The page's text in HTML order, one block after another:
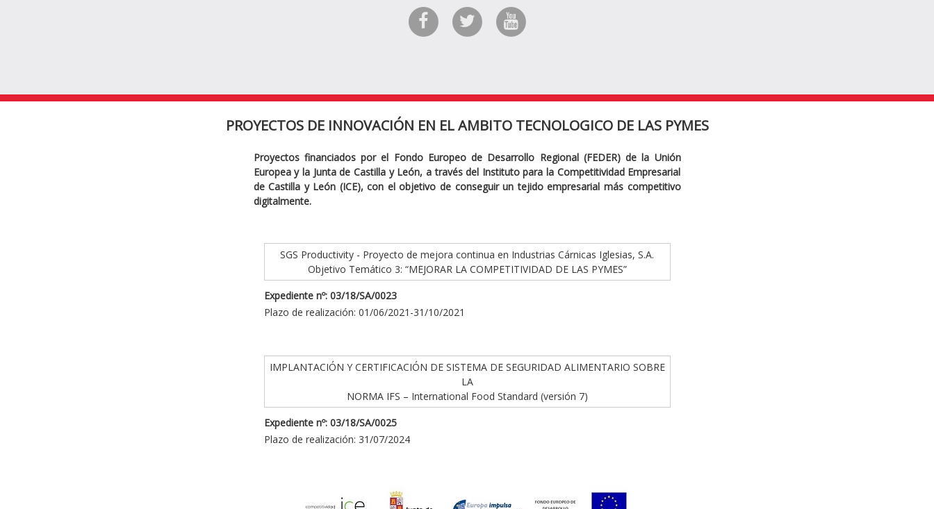
PROYECTOS DE INNOVACIÓN EN EL AMBITO TECNOLOGICO DE LAS PYMES
Proyectos financiados por el Fondo Europeo de Desarrollo Regional (FEDER) de la Unión
Europea y la Junta de Castilla y León, a través del Instituto para la Competitividad Empresarial
de Castilla y León (ICE), con el objetivo de conseguir un tejido empresarial más competitivo
digitalmente.
SGS Productivity - Proyecto de mejora continua en Industrias Cárnicas Iglesias, S.A.
Objetivo Temático 3: “MEJORAR LA COMPETITIVIDAD DE LAS PYMES”
Expediente nº: 03/18/SA/0023
Plazo de realización: 01/06/2021-31/10/2021
IMPLANTACIÓN Y CERTIFICACIÓN DE SISTEMA DE SEGURIDAD ALIMENTARIO SOBRE
LA
NORMA IFS – International Food Standard (versión 7)
Expediente nº: 03/18/SA/0025
Plazo de realización: 31/07/2024